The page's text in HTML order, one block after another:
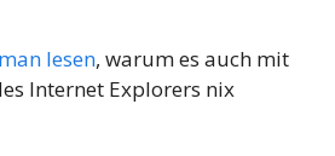
lesen, warum es auch mit
Internet Explorers nix